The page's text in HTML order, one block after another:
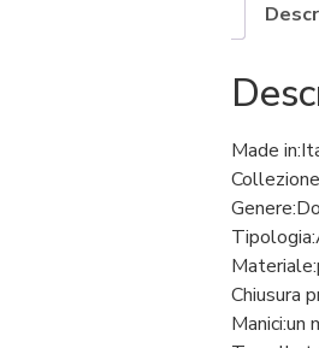
Made in:
Genere:
Tipologia:
Materiale:
Chiusura
Manici:un